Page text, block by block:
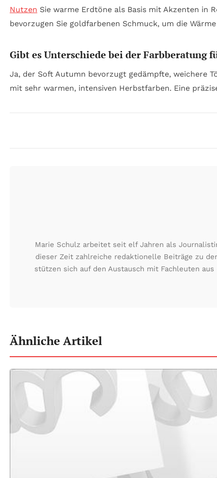
Nutzen Sie warme Erdtöne als Basis mit Akzenten in
bevorzugen Sie goldfarbenen Schmuck, um die
Gibt es Unterschiede bei der Farbberatung
Ja, der Soft Autumn bevorzugt gedämpfte, weichere
mit sehr warmen, intensiven Herbstfarben. Eine
Marie Schulz arbeitet seit elf Jahren als
dieser Zeit zahlreiche redaktionelle Beiträge zu
stützen sich auf den Austausch mit Fachleuten
Ähnliche Artikel